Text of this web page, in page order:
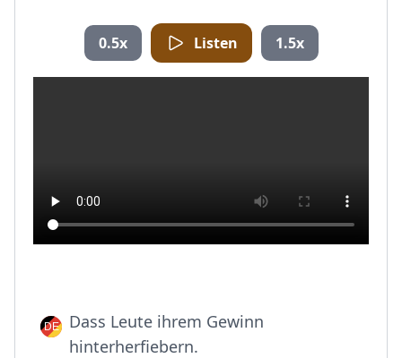
0.5x Listen 1.5x
Dass Leute ihrem Gewinn
hinterherfiebern.